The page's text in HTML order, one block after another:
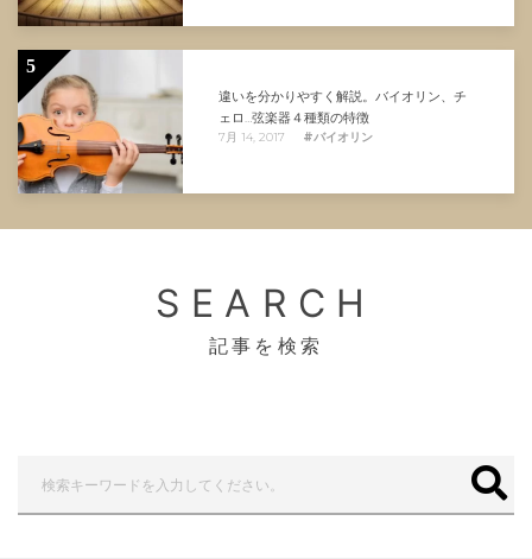
5
違いを分かりやすく解説。バイオリン、チ
ェロ…弦楽器４種類の特徴
7月 14, 2017 #バイオリン
SEARCH
記事を検索